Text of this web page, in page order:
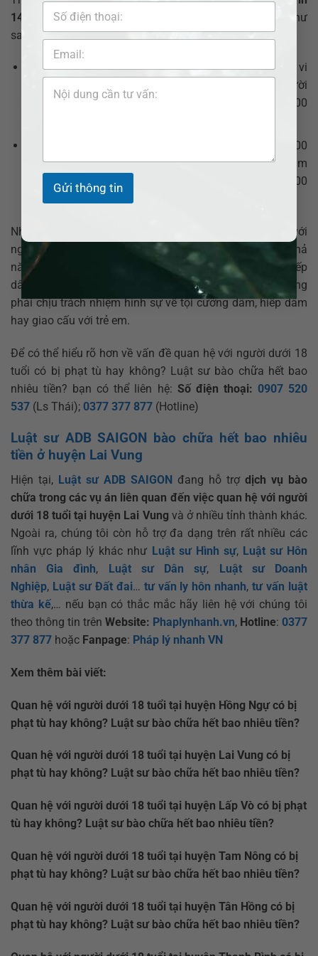
Gửi thông tin
144/2021/NĐ-CP, hành vi mua, bán dâm bị xử phạt
như
sau:
Phạt tiền từ 1.000.000 – 2.000.000 đồng đối với hành vi
mua dâm. Trong trường hợp mua dâm nhiều người
cùng một lúc thì bị phạt tiền từ 2.000.000 – 5.000.000
Phạt cảnh cáo hoặc phạt tiền từ 300.000 – 500.000
đồng đối với hành vi bán dâm. Trường hợp bán dâm
cho nhiều người cùng một lúc thì phạt tiền từ 1.000.000
– 2.000.000 đồng.
Như vậy, theo quy định của pháp luật, nếu quan hệ với
người trên 16 tuổi nhưng
không tự nguyện
thì sẽ có khả
năng phải chịu trách nhiệm hình sự
về tội cưỡng dâm, hiếp
dâm. Nếu quan hệ với người trên 16 tuổi tự nguyện
không
phải chịu trách nhiệm hình sự về tội cưỡng dâm, hiếp dâm
hay giao cấu với trẻ em.
Để có thể hiểu rõ hơn về vấn đề quan hệ với người dưới 18
tuổi có bị phạt tù hay không? Luật sư bào chữa hết bao
nhiêu tiền? bạn có thể liên hệ: Số điện thoại: 0907 520
537 (Ls Thái); 0377 377 877 (Hotline)
Luật sư ADB SAIGON bào chữa hết bao nhiêu
tiền ở huyện Lai Vung
Hiện tại, Luật sư ADB SAIGON đang hỗ trợ dịch vụ bào
chữa trong các vụ án liên quan đến việc quan hệ với người
dưới 18 tuổi tại huyện Lai Vung và ở nhiều tỉnh thành khác.
Ngoài ra, chúng tôi còn hỗ trợ đa dạng trên rất nhiều các
lĩnh vực pháp lý khác như Luật sư Hình sự, Luật sư Hôn
nhân Gia đình, Luật sư Dân sự, Luật sư Doanh
Nghiệp, Luật sư Đất đai… tư vấn ly hôn nhanh,tư vấn luật
thừa kế,… nếu bạn có thắc mắc hãy liên hệ với chúng tôi
theo thông tin trên Website: Phaplynhanh.vn, Hotline: 0377
377 877 hoặc Fanpage: Pháp lý nhanh VN
Xem thêm bài viết:
Quan hệ với người dưới 18 tuổi tại huyện Hồng Ngự có bị
phạt tù hay không? Luật sư bào chữa hết bao nhiêu tiền?
Quan hệ với người dưới 18 tuổi tại huyện Lai Vung có bị
phạt tù hay không? Luật sư bào chữa hết bao nhiêu tiền?
Quan hệ với người dưới 18 tuổi tại huyện Lấp Vò có bị phạt
tù hay không? Luật sư bào chữa hết bao nhiêu tiền?
Quan hệ với người dưới 18 tuổi tại huyện Tam Nông có bị
phạt tù hay không? Luật sư bào chữa hết bao nhiêu tiền?
Quan hệ với người dưới 18 tuổi tại huyện Tân Hồng có bị
phạt tù hay không? Luật sư bào chữa hết bao nhiêu tiền?